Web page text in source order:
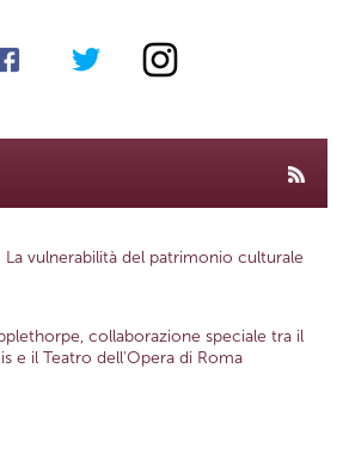
vulnerabilità del patrimonio culturale
collaborazione speciale tra il
e il Teatro dell'Opera di Roma